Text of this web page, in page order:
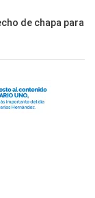
de chapa para